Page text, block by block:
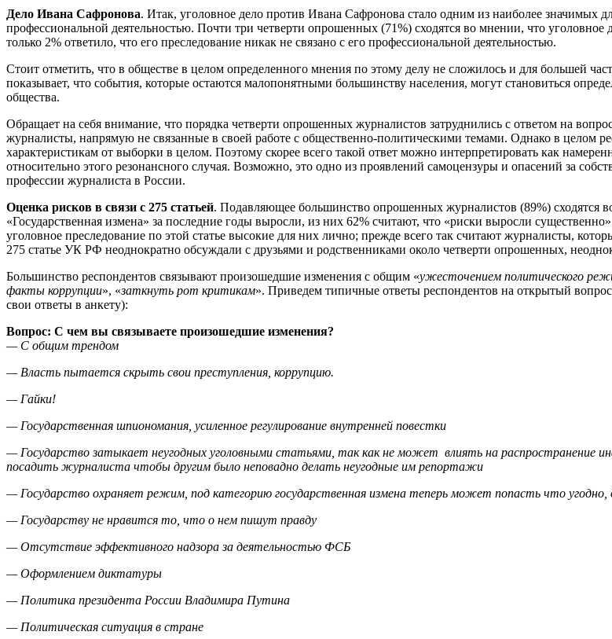
Дело Ивана Сафронова. Итак, уголовное дело против Ивана Сафронова стало одним из наиболее значимых
профессиональной деятельностью. Почти три четверти опрошенных (71%) сходятся во мнении, что
только 2% ответило, что его преследование никак не связано с его профессиональной деятельностью.
Стоит отметить, что в обществе в целом определенного мнения по этому делу не сложилось и для большей
показывает, что события, которые остаются малопонятными большинству населения, могут становиться
общества.
Обращает на себя внимание, что порядка четверти опрошенных журналистов затруднились с ответом на
журналисты, напрямую не связанные в своей работе с общественно-политическими темами. Однако в целом
характеристикам от выборки в целом. Поэтому скорее всего такой ответ можно интерпретировать как
относительно этого резонансного случая. Возможно, это одно из проявлений самоцензуры и опасений за
профессии журналиста в России.
Оценка рисков в связи с 275 статьей. Подавляющее большинство опрошенных журналистов (89%) сходятся
«Государственная измена» за последние годы выросли, из них 62% считают, что «риски выросли
уголовное преследование по этой статье высокие для них лично; прежде всего так считают журналисты,
275 статье УК РФ неоднократно обсуждали с друзьями и родственниками около четверти опрошенных,
Большинство респондентов связывают произошедшие изменения с общим «ужесточением политического
факты коррупции», «заткнуть рот критикам». Приведем типичные ответы респондентов на открытый
свои ответы в анкету):
Вопрос: С чем вы связываете произошедшие изменения?
— С общим трендом
— Власть пытается скрыть свои преступления, коррупцию.
— Гайки!
— Государственная шпиономания, усиленное регулирование внутренней повестки
— Государство затыкает неугодных уголовными статьями, так как не может влиять на распространение
посадить журналиста чтобы другим было неповадно делать неугодные им репортажи
— Государство охраняет режим, под категорию государственная измена теперь может попасть что
— Государству не нравится то, что о нем пишут правду
— Отсутствие эффективного надзора за деятельностью ФСБ
— Оформлением диктатуры
— Политика президента России Владимира Путина
— Политическая ситуация в стране